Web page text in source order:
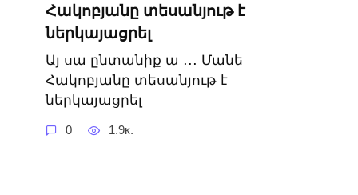
Հակոբյանը տեսանյութ է
ներկայացրել
Այ սա ընտանիք ա ․․․ Մանե
Հակոբյանը տեսանյութ է
ներկայացրել
0 1.9к.